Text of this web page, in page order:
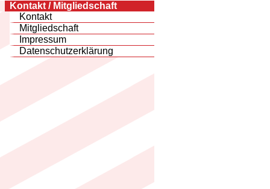
Kontakt / Mitgliedschaft
Kontakt
Mitgliedschaft
Impressum
Datenschutzerklärung